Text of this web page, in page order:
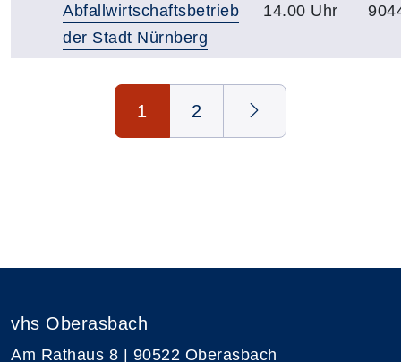
Abfallwirtschaftsbetrieb
der Stadt Nürnberg
14.00 Uhr
1 2
vhs Oberasbach
Am Rathaus 8 | 90522 Oberasbach